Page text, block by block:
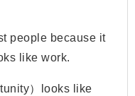
people because it
like work.
）looks like